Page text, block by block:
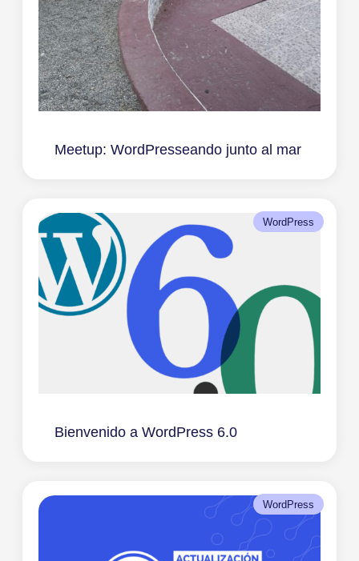
Meetup: WordPresseando junto al mar
WordPress
Bienvenido a WordPress 6.0
WordPress